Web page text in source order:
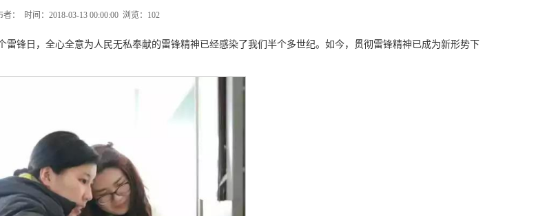
者： 时间：2018-03-13 00:00:00 浏览： 102
锋日，全心全意为人民无私奉献的雷锋精神已经感染了我们半个多世纪。如今，贯彻雷锋精神已成为新形势下